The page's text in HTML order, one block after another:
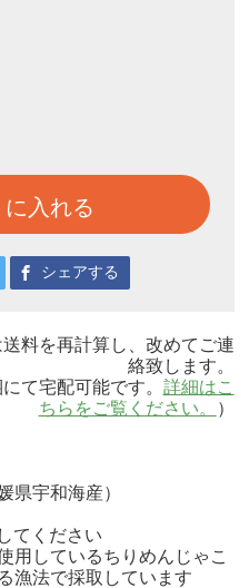
に入れる
シェアする
料を再計算し、改めてご連
絡致します。
て宅配可能です。 詳細はこ
ちらをご覧ください。
）
県宇和海産）
てください
用しているちりめんじゃこ
漁法で採取しています